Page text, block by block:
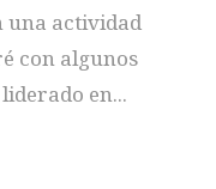
una actividad
con algunos
en...